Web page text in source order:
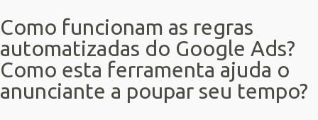
Como funcionam as regras
automatizadas do Google Ads?
Como esta ferramenta ajuda o
anunciante a poupar seu tempo?